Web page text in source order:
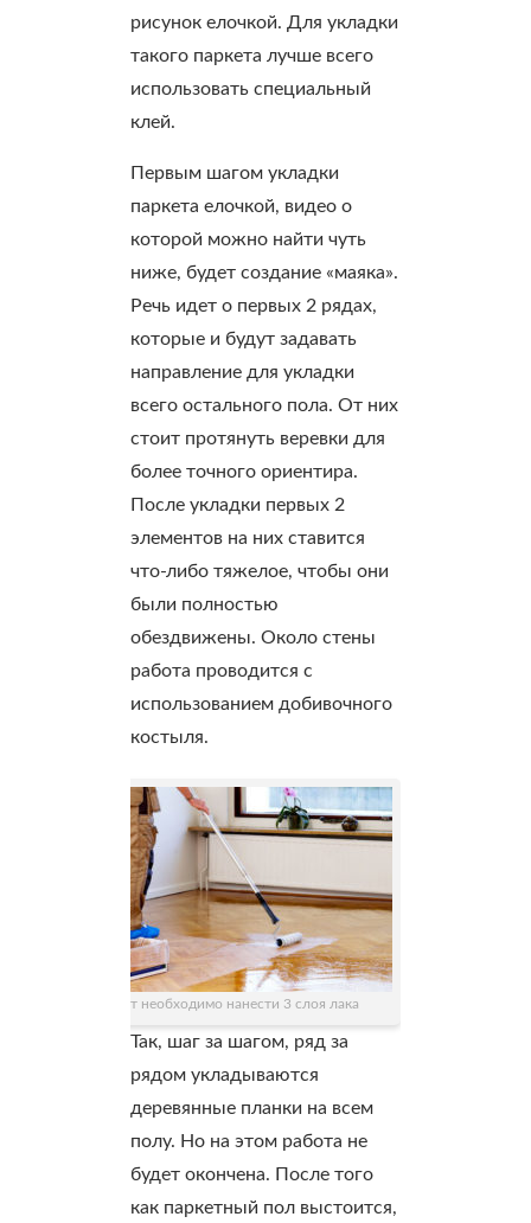
рисунок елочкой. Для укладки
такого паркета лучше всего
использовать специальный
клей.
Первым шагом укладки
паркета елочкой, видео о
которой можно найти чуть
ниже, будет создание «маяка».
Речь идет о первых 2 рядах,
которые и будут задавать
направление для укладки
всего остального пола. От них
стоит протянуть веревки для
более точного ориентира.
После укладки первых 2
элементов на них ставится
что-либо тяжелое, чтобы они
были полностью
обездвижены. Около стены
работа проводится с
использованием добивочного
костыля.
На паркет необходимо нанести 3 слоя лака
Так, шаг за шагом, ряд за
рядом укладываются
деревянные планки на всем
полу. Но на этом работа не
будет окончена. После того
как паркетный пол выстоится,